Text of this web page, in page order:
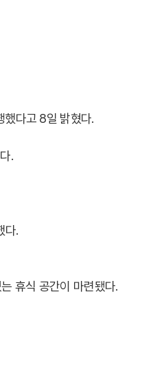
했다고 8일 밝혔다.
.
다.
휴식 공간이 마련됐다.